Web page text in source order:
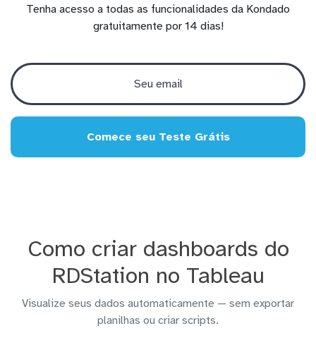
Tenha acesso a todas as funcionalidades da Kondado
gratuitamente por 14 dias!
Comece seu Teste Grátis
Como criar dashboards do
RDStation no Tableau
Visualize seus dados automaticamente — sem exportar
planilhas ou criar scripts.